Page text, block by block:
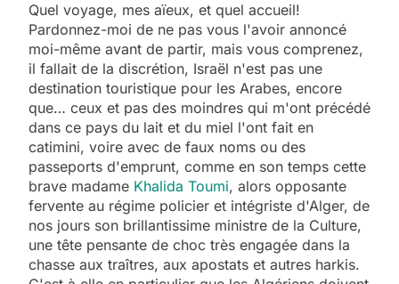
Quel voyage, mes aïeux, et quel accueil!
Pardonnez-moi de ne pas vous l'avoir annoncé
moi-même avant de partir, mais vous comprenez,
il fallait de la discrétion, Israël n'est pas une
destination touristique pour les Arabes, encore
que… ceux et pas des moindres qui m'ont précédé
dans ce pays du lait et du miel l'ont fait en
catimini, voire avec de faux noms ou des
passeports d'emprunt, comme en son temps cette
brave madame Khalida Toumi, alors opposante
fervente au régime policier et intégriste d'Alger, de
nos jours son brillantissime ministre de la Culture,
une tête pensante de choc très engagée dans la
chasse aux traîtres, aux apostats et autres harkis.